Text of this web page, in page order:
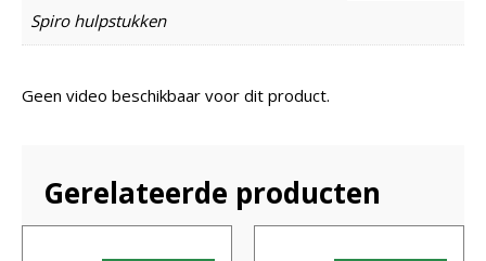
Spiro hulpstukken
Geen video beschikbaar voor dit product.
Gerelateerde producten